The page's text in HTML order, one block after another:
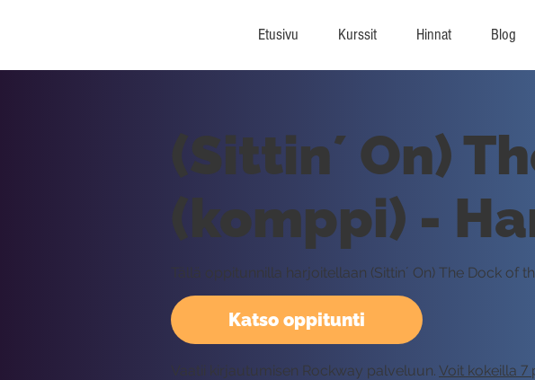
Etusivu Kurssit Hinnat Blog
Katso oppitunti
(Sittin´ On)
(komppi) -
Tällä oppitunnilla harjoitellaan (Sittin´ On) The Dock
Vaatii kirjautumisen Rockway palveluun. Voit kokeilla 7